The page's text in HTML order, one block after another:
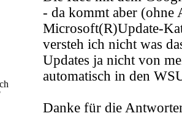
- da kommt aber (ohne
Microsoft(R)Update-
versteh ich nicht was
Updates ja nicht von
automatisch in den
Danke für die